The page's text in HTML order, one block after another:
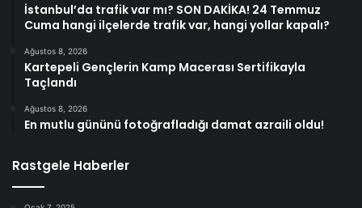
İstanbul’da trafik var mı? SON DAKİKA! 24 Temmuz
Cuma hangi ilçelerde trafik var, hangi yollar kapalı?
Ağustos 8, 2026
Kartepeli Gençlerin Kamp Macerası Sertifikayla
Taçlandı
Ağustos 8, 2026
En mutlu gününü fotoğrafladığı damat azraili oldu!
Rastgele Haberler